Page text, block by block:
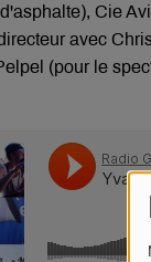
Cie
avec
(pour le